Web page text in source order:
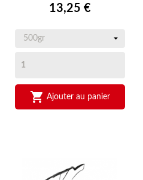
Prix
13,25 €
 Ajouter au panier